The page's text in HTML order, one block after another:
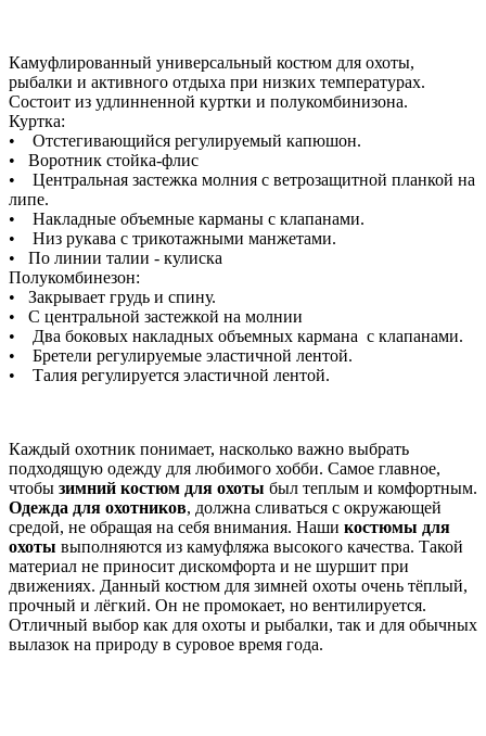
Камуфлированный универсальный костюм для охоты,
рыбалки и активного отдыха при низких температурах.
Состоит из удлинненной куртки и полукомбинизона.
Куртка:
• Отстегивающийся регулируемый капюшон.
• Воротник стойка-флис
• Центральная застежка молния с ветрозащитной планкой на
липе.
• Накладные объемные карманы с клапанами.
• Низ рукава с трикотажными манжетами.
• По линии талии - кулиска
Полукомбинезон:
• Закрывает грудь и спину.
• С центральной застежкой на молнии
• Два боковых накладных объемных кармана с клапанами.
• Бретели регулируемые эластичной лентой.
• Талия регулируется эластичной лентой.
Каждый охотник понимает, насколько важно выбрать
подходящую одежду для любимого хобби. Самое главное,
чтобы зимний костюм для охоты был теплым и комфортным.
Одежда для охотников, должна сливаться с окружающей
средой, не обращая на себя внимания. Наши костюмы для
охоты выполняются из камуфляжа высокого качества. Такой
материал не приносит дискомфорта и не шуршит при
движениях. Данный костюм для зимней охоты очень тёплый,
прочный и лёгкий. Он не промокает, но вентилируется.
Отличный выбор как для охоты и рыбалки, так и для обычных
вылазок на природу в суровое время года.